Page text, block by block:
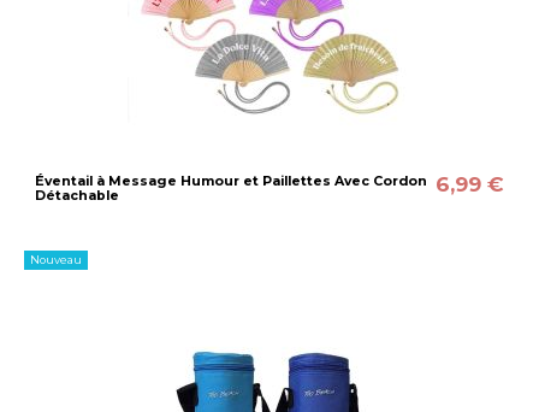
Éventail à Message Humour et Paillettes Avec Cordon
Détachable
6,99 €
Nouveau